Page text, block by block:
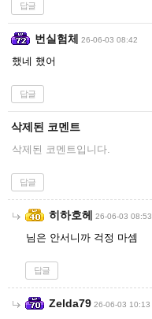
답글
번실험체 26-06-03 08:42
했네 했어
답글
삭제된 코멘트
삭제된 코멘트입니다.
답글
히하호헤 26-06-03 08:53
님은 안서니까 걱정 마셈
답글
Zelda79 26-06-03 10:13